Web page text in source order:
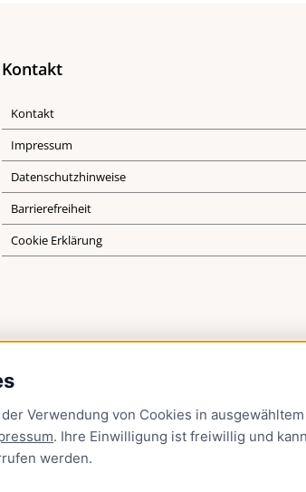
Verwendung von Cookies in
. Ihre Einwilligung ist freiwillig und
werden.
Kontakt
Kontakt
Impressum
Datenschutzhinweise
Barrierefreiheit
Cookie Erklärung